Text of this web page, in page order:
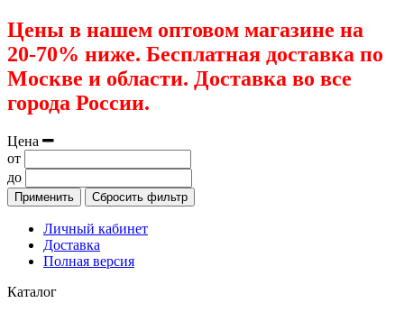
Цены в нашем оптовом магазине на
20-70% ниже. Бесплатная доставка по
Москве и области. Доставка во все
города России.
Цена
от
до
Применить Сбросить фильтр
Личный кабинет
Доставка
Полная версия
Каталог